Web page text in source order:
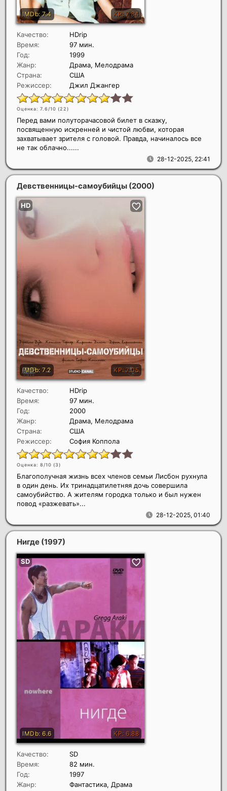
Качество:
HDrip
Время:
97 мин.
Год:
1999
Жанр:
Драма, Мелодрама
Страна:
США
Режиссер:
Джил Джангер
Оценка: 7.6/10 (22)
28-12-2025, 22:41
Перед вами полуторачасовой билет в сказку,
посвященную искренней и чистой любви, которая
захватывает зрителя с головой. Правда, начиналось все
не так облачно......
Девственницы-самоубийцы (2000)
Качество:
HDrip
Время:
97 мин.
Год:
2000
Жанр:
Драма, Мелодрама
Страна:
США
Режиссер:
София Коппола
Оценка: 8/10 (3)
28-12-2025, 01:40
Благополучная жизнь всех членов семьи Лисбон рухнула
в один день. Их тринадцатилетняя дочь совершила
самоубийство. А жителям городка только и был нужен
повод «разжевать»...
Нигде (1997)
Качество:
SD
Время:
82 мин.
Год:
1997
Жанр:
Фантастика, Драма